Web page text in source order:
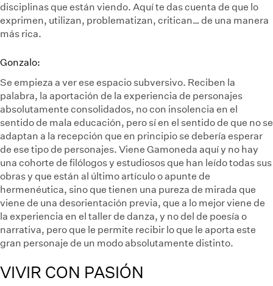
disciplinas que están viendo. Aquí te das cuenta de que lo
exprimen, utilizan, problematizan, critican… de una manera
más rica.
Gonzalo:
Se empieza a ver ese espacio subversivo. Reciben la
palabra, la aportación de la experiencia de personajes
absolutamente consolidados, no con insolencia en el
sentido de mala educación, pero sí en el sentido de que no se
adaptan a la recepción que en principio se debería esperar
de ese tipo de personajes. Viene Gamoneda aquí y no hay
una cohorte de filólogos y estudiosos que han leído todas sus
obras y que están al último artículo o apunte de
hermenéutica, sino que tienen una pureza de mirada que
viene de una desorientación previa, que a lo mejor viene de
la experiencia en el taller de danza, y no del de poesía o
narrativa, pero que le permite recibir lo que le aporta este
gran personaje de un modo absolutamente distinto.
VIVIR CON PASIÓN